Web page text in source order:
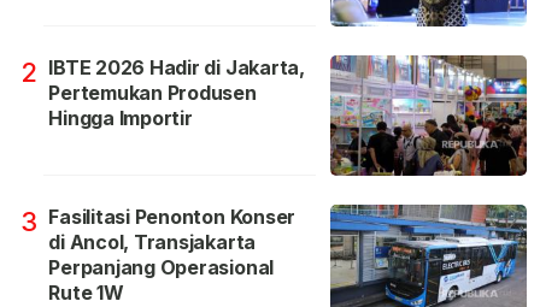
2 IBTE 2026 Hadir di Jakarta,
Pertemukan Produsen
Hingga Importir
3 Fasilitasi Penonton Konser
di Ancol, Transjakarta
Perpanjang Operasional
Rute 1W